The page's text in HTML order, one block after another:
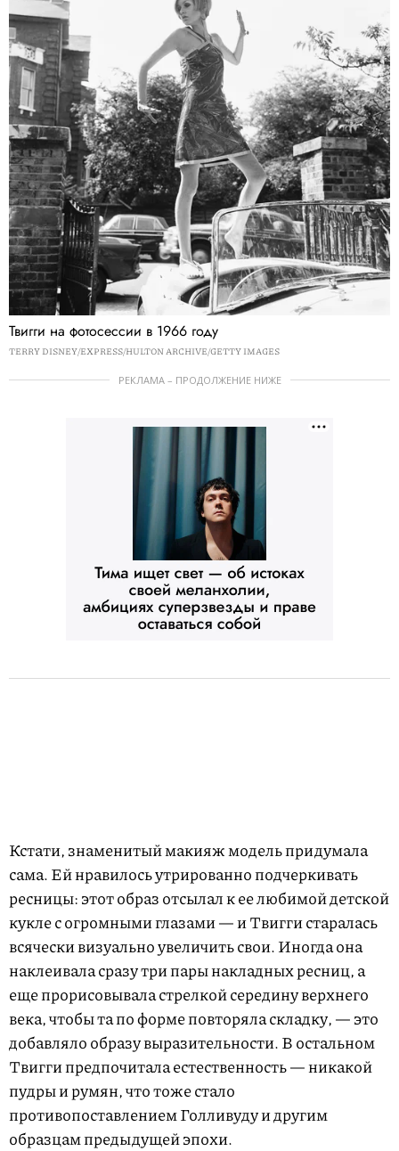
Твигги на фотосессии в 1966 году
TERRY DISNEY/EXPRESS/HULTON ARCHIVE/GETTY IMAGES
РЕКЛАМА – ПРОДОЛЖЕНИЕ НИЖЕ
Кстати, знаменитый макияж модель придумала
сама. Ей нравилось утрированно подчеркивать
ресницы: этот образ отсылал к ее любимой детской
кукле с огромными глазами — и Твигги старалась
всячески визуально увеличить свои. Иногда она
наклеивала сразу три пары накладных ресниц, а
еще прорисовывала стрелкой середину верхнего
века, чтобы та по форме повторяла складку, — это
добавляло образу выразительности. В остальном
Твигги предпочитала естественность — никакой
пудры и румян, что тоже стало
противопоставлением Голливуду и другим
образцам предыдущей эпохи.